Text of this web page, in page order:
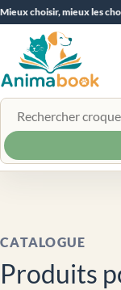
Mieux choisir, mieux les
Rechercher un
CATALOGUE
Produits